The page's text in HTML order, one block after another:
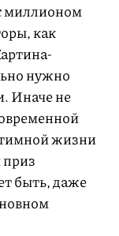
миллионом
как
нужно
Иначе не
жизни
приз
быть, даже